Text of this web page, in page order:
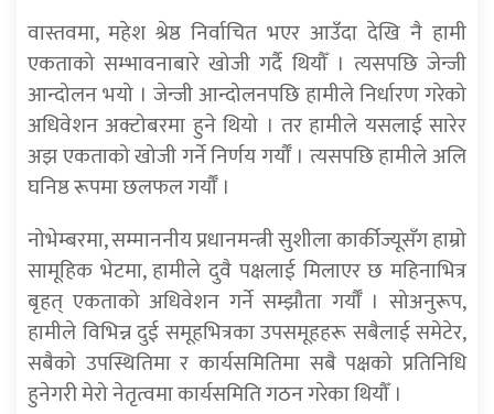
वास्तवमा, महेश श्रेष्ठ निर्वाचित भएर आउँदा देखि नै हामी
एकताको सम्भावनाबारे खोजी गर्दै थियौँ । त्यसपछि जेन्जी
आन्दोलन भयो । जेन्जी आन्दोलनपछि हामीले निर्धारण गरेको
अधिवेशन अक्टोबरमा हुने थियो । तर हामीले यसलाई सारेर
अझ एकताको खोजी गर्ने निर्णय गर्यौँ । त्यसपछि हामीले अलि
घनिष्ठ रूपमा छलफल गर्यौँ ।
नोभेम्बरमा, सम्माननीय प्रधानमन्त्री सुशीला कार्कीज्यूसँग हाम्रो
सामूहिक भेटमा, हामीले दुवै पक्षलाई मिलाएर छ महिनाभित्र
बृहत् एकताको अधिवेशन गर्ने सम्झौता गर्यौँ । सोअनुरूप,
हामीले विभिन्न दुई समूहभित्रका उपसमूहहरू सबैलाई समेटेर,
सबैको उपस्थितिमा र कार्यसमितिमा सबै पक्षको प्रतिनिधि
हुनेगरी मेरो नेतृत्वमा कार्यसमिति गठन गरेका थियौँ ।